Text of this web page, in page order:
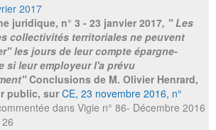
2017
juridique, n° 3 - 23 janvier 2017, " Les
collectivités territoriales ne peuvent
les jours de leur compte épargne-
si leur employeur l'a prévu
Conclusions de M. Olivier Henrard,
public, sur CE, 23 novembre 2016, n°
dans Vigie n° 86- Décembre 2016